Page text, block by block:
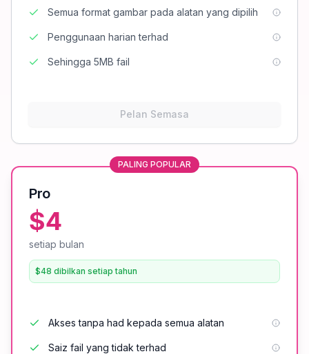
Semua format gambar pada alatan yang dipilih
Penggunaan harian terhad
Sehingga 5MB fail
Pelan Semasa
PALING POPULAR
Pro
$4
setiap bulan
$48 dibilkan setiap tahun
Akses tanpa had kepada semua alatan
Saiz fail yang tidak terhad